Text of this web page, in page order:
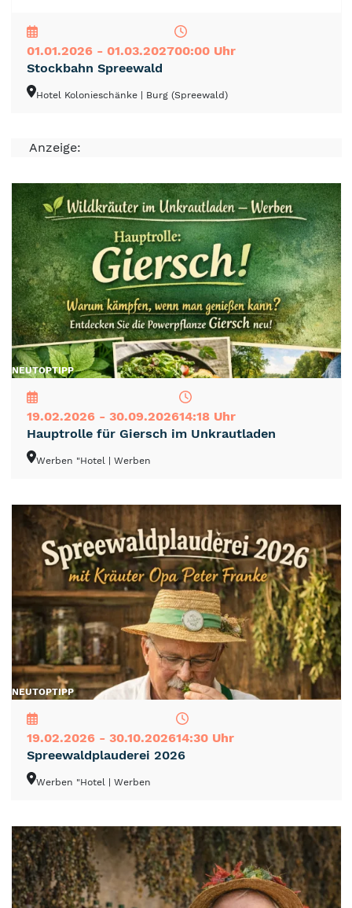
01.01.2026 - 01.03.202700:00 Uhr
Stockbahn Spreewald
Hotel Kolonieschänke | Burg (Spreewald)
NEUTOPTIPP
19.02.2026 - 30.09.202614:18 Uhr
Hauptrolle für Giersch im Unkrautladen
Werben "Hotel | Werben
NEUTOPTIPP
19.02.2026 - 30.10.202614:30 Uhr
Spreewaldplauderei 2026
Werben "Hotel | Werben
Anzeige: